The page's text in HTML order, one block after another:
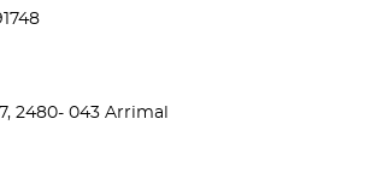
2480- 043 Arrimal